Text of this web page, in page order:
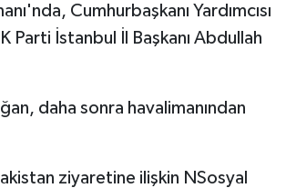
Cumhurbaşkanı Yardımcısı
Parti İstanbul İl Başkanı Abdullah
daha sonra havalimanından
ziyaretine ilişkin NSosyal